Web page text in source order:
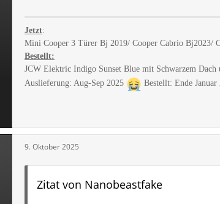
Jetzt:
Mini Cooper 3 Türer Bj 2019/ Cooper Cabrio
Bestellt:
JCW Elektric Indigo Sunset Blue mit Schwarzem Dach
Auslieferung: Aug-Sep 2025
Bestellt: Ende Januar
9. Oktober 2025
Zitat von Nanobeastfake